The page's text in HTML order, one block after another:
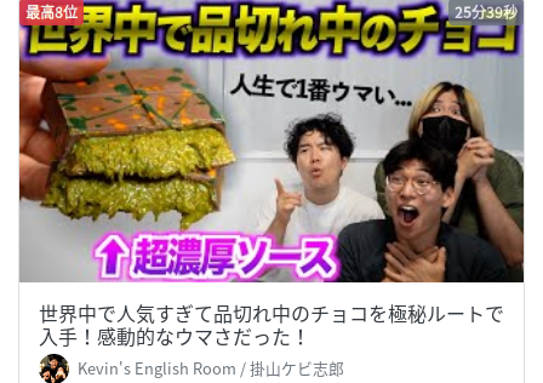
最高8位 25分39秒
世界中で人気すぎて品切れ中のチョコを極秘ルートで
入手！感動的なウマさだった！
Kevin's English Room / 掛山ケビ志郎